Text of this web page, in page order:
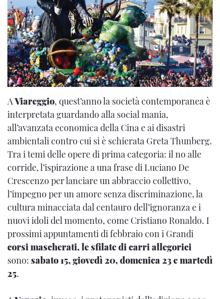
AViareggio, quest’anno la società contemporanea è
interpretata guardando alla social mania,
all’avanzata economica della Cina e ai disastri
ambientali contro cui si è schierata Greta Thunberg.
Tra i temi delle opere di prima categoria: il no alle
corride, l’ispirazione a una frase di Luciano De
Crescenzo per lanciare un abbraccio collettivo,
l’impegno per un amore senza discriminazione, la
cultura minacciata dal centauro dell’ignoranza e i
nuovi idoli del momento, come Cristiano Ronaldo. I
prossimi appuntamenti di febbraio con i Grandi
corsi mascherati, le sfilate di carri allegorici
sono: sabato 15, giovedì 20, domenica 23 e martedì
25.